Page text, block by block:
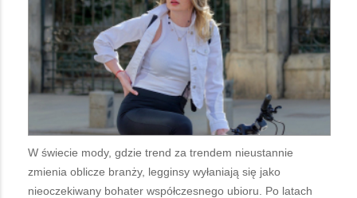
W świecie mody, gdzie trend za trendem nieustannie
zmienia oblicze branży, legginsy wyłaniają się jako
nieoczekiwany bohater współczesnego ubioru. Po latach